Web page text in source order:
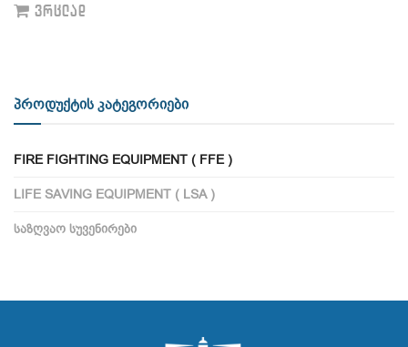
ᲕᲠᲪᲚᲐᲓ
პროდუქტის კატეგორიები
FIRE FIGHTING EQUIPMENT ( FFE )
LIFE SAVING EQUIPMENT ( LSA )
ᲡᲐᲖᲦᲕᲐᲝ ᲡᲣᲕᲔᲜᲘᲠᲔᲑᲘ